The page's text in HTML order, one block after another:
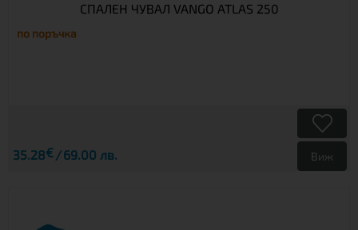
СПАЛЕН ЧУВАЛ VANGO ATLAS 250
по поръчка
35.28€ 69.00 лв. Виж